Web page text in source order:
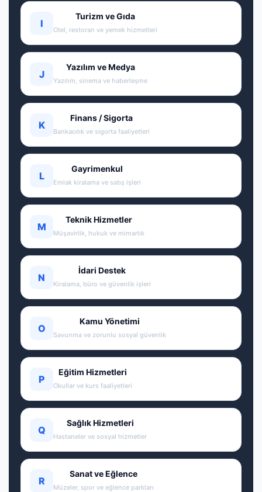
I
Turizm ve Gıda
Otel, restoran ve yemek hizmetleri
J
Yazılım ve Medya
Yazılım, sinema ve haberleşme
K
Finans / Sigorta
Bankacılık ve sigorta faaliyetleri
L
Gayrimenkul
Emlak kiralama ve satış işleri
M
Teknik Hizmetler
Müşavirlik, hukuk ve mimarlık
N
İdari Destek
Kiralama, büro ve güvenlik işleri
O
Kamu Yönetimi
Savunma ve zorunlu sosyal güvenlik
P
Eğitim Hizmetleri
Okullar ve kurs faaliyetleri
Q
Sağlık Hizmetleri
Hastaneler ve sosyal hizmetler
R
Sanat ve Eğlence
Müzeler, spor ve eğlence parkları